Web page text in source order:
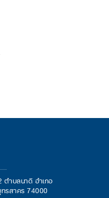
ำบลนาดี อำเภอ
รสาคร 74000